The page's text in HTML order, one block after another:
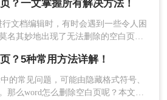
删除空白页
？一文掌握所有解决方法！
行文档编辑时，有时会遇到一些令人困
名其妙地出现了无法删除的空白页。
除空白页呢？本文将系统讲解6种常
，助您轻松清理多余页面。
？5种常用方法详解！
的常见问题，可能由隐藏格式符号、
那么word怎么删除空白页呢？本文整